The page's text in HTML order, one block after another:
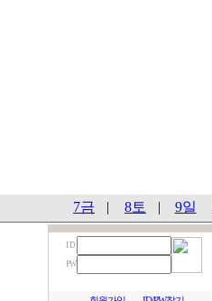
7금 | 8토 | 9일
I D
PW